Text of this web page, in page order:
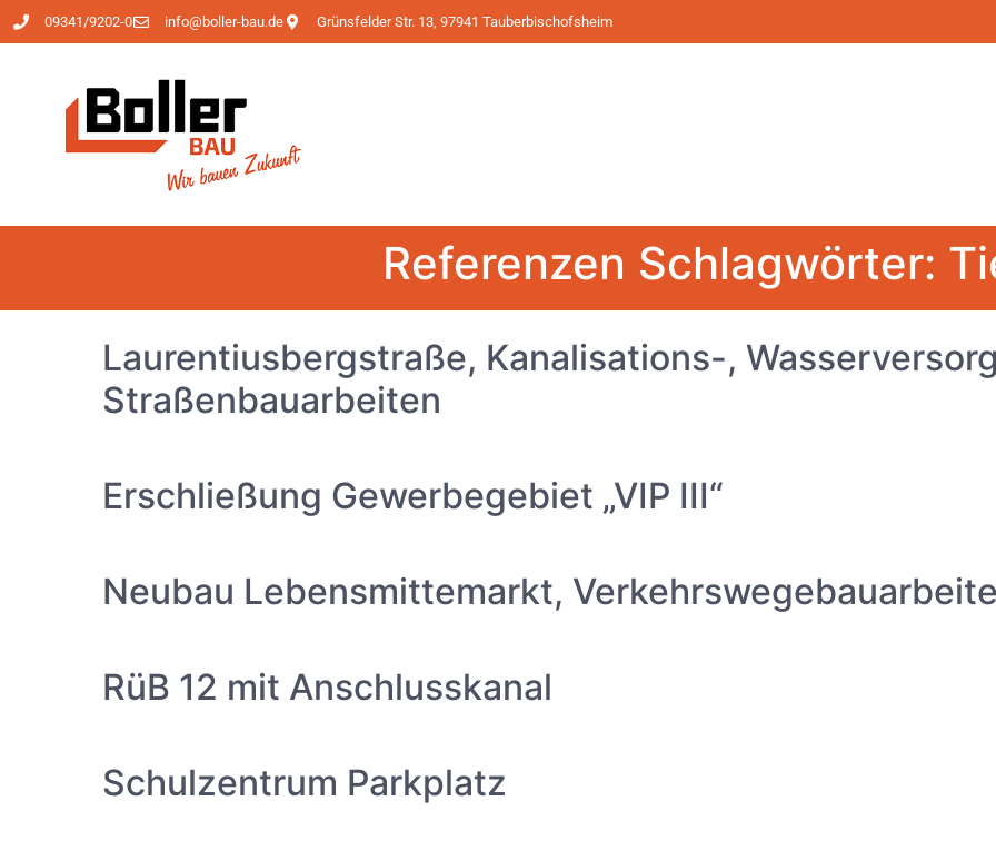
09341/9202-0 info@boller-bau.de Grünsfelder Str. 13, 97941 Tauberbischofsheim
Referenzen Schlagwörter:
Laurentiusbergstraße, Kanalisations-,
Straßenbauarbeiten
Erschließung Gewerbegebiet „VIP III“
Neubau Lebensmittemarkt,
RüB 12 mit Anschlusskanal
Schulzentrum Parkplatz